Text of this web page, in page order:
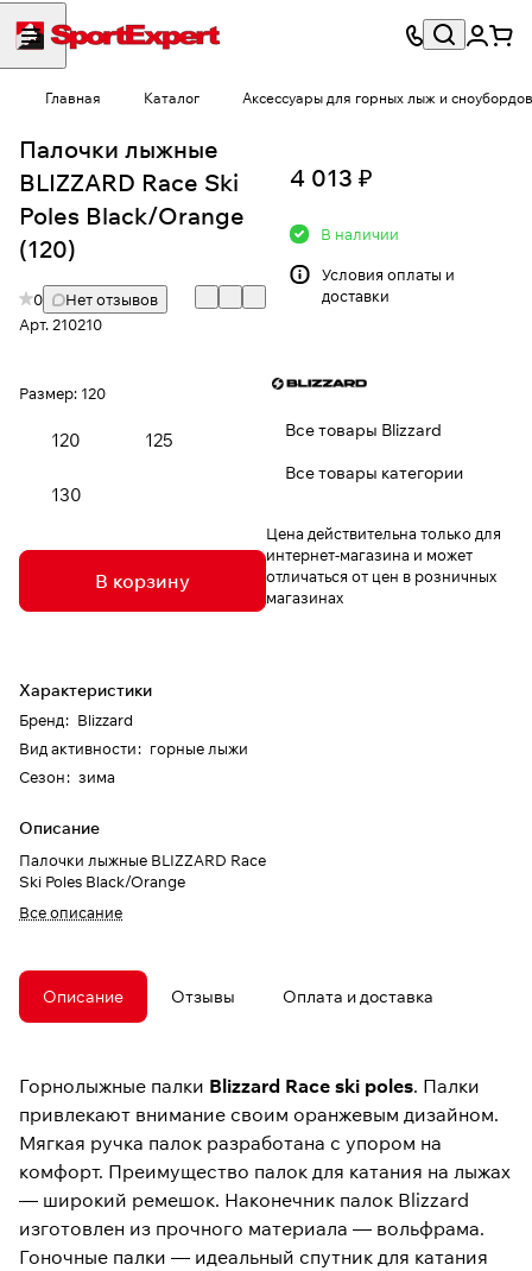
Главная Каталог Аксессуары для горных лыж и сноубордов
Палочки лыжные
BLIZZARD Race Ski
Poles Black/Orange
(120)
0
Нет отзывов
Арт.210210
Размер: 120
120 125
130
В корзину
Характеристики
Бренд: Blizzard
Вид активности: горные лыжи
Сезон: зима
Описание
Палочки лыжные BLIZZARD Race
Ski Poles Black/Orange
Все описание
4 013 ₽
В наличии
Условия оплаты и
доставки
Все товары Blizzard
Все товары категории
Цена действительна только для
интернет-магазина и может
отличаться от цен в розничных
магазинах
Описание Отзывы Оплата и доставка
Горнолыжные палки Blizzard Race ski poles. Палки
привлекают внимание своим оранжевым дизайном.
Мягкая ручка палок разработана с упором на
комфорт. Преимущество палок для катания на лыжах
— широкий ремешок. Наконечник палок Blizzard
изготовлен из прочного материала — вольфрама.
Гоночные палки — идеальный спутник для катания